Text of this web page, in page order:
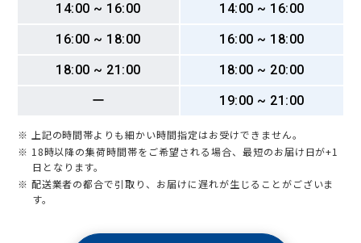
14:00 ~ 16:00
14:00 ~ 16:00
16:00 ~ 18:00
16:00 ~ 18:00
18:00 ~ 21:00
18:00 ~ 20:00
ー
19:00 ~ 21:00
※ 上記の時間帯よりも細かい時間指定はお受けできません。
※ 18時以降の集荷時間帯をご希望される場合、最短のお届け日が+1
日となります。
※ 配送業者の都合で引取り、お届けに遅れが生じることがございま
す。